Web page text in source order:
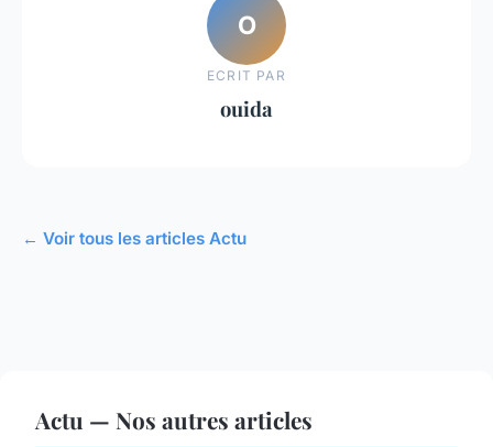
O
ECRIT PAR
ouida
← Voir tous les articles Actu
Actu — Nos autres articles